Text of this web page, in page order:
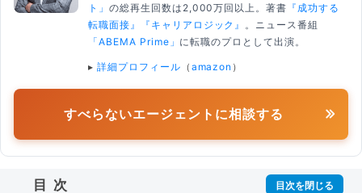
ト」 の総再生回数は2,000万回以上。著書 『成功する
転職面接』
『キャリアロジック』
。ニュース番組
「ABEMA Prime」 に転職のプロとして出演。
▸ 詳細プロフィール （ amazon ）
すべらないエージェントに相談する
目次